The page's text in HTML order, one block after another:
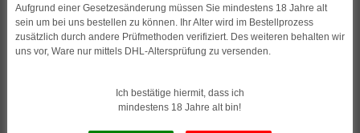
Aufgrund einer Gesetzesänderung müssen Sie mindestens 18 Jahre alt
sein um bei uns bestellen zu können. Ihr Alter wird im Bestellprozess
zusätzlich durch andere Prüfmethoden verifiziert. Des weiteren behalten wir
uns vor, Ware nur mittels DHL-Altersprüfung zu versenden.
Ich bestätige hiermit, dass ich
mindestens 18 Jahre alt bin!